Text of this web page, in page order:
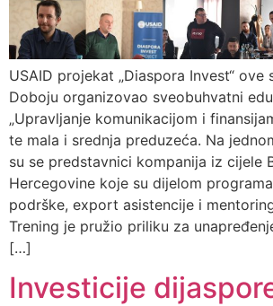
USAID projekat „Diaspora Invest“ ove
Doboju organizovao sveobuhvatni
„Upravljanje komunikacijom i
te mala i srednja preduzeća. Na
su se predstavnici kompanija iz cijele
Hercegovine koje su dijelom
podrške, export asistencije i
Trening je pružio priliku za
[…]
Investicije